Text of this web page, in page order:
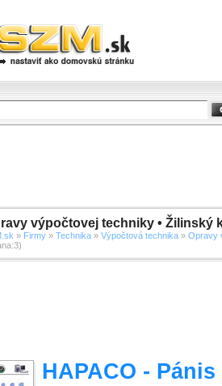
výpočtovej techniky • Žilinský
» Firmy » Technika » Výpočtová technika » Opravy
HAPACO -